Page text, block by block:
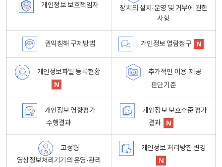
개인정보 보호책임자
장치의 설치·운영 및 거부에 관한
사항
권익침해 구제방법 개인정보 열람청구
개인정보파일 등록현황
추가적인 이용·제공
판단기준
개인정보 영향평가
수행결과
개인정보 보호수준 평가
결과
고정형
영상정보처리기기의 운영·관리
개인정보 처리방침 변경